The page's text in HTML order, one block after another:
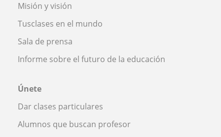
Misión y visión
Tusclases en el mundo
Sala de prensa
Informe sobre el futuro de la educación
Únete
Dar clases particulares
Alumnos que buscan profesor